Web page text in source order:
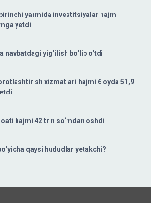
yarmida investitsiyalar hajmi
yetdi
navbatdagi yig‘ilish bo‘lib o‘tdi
xizmatlari hajmi 6 oyda 51,9
hajmi 42 trln so‘mdan oshdi
qaysi hududlar yetakchi?